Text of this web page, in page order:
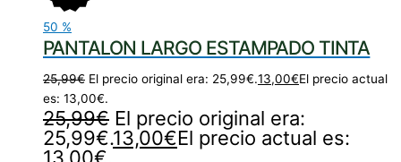
50 %
PANTALON LARGO ESTAMPADO TINTA
25,99€ El precio original era: 25,99€.13,00€El precio actual
es: 13,00€.
25,99€ El precio original era:
25,99€.13,00€El precio actual es:
13,00€.